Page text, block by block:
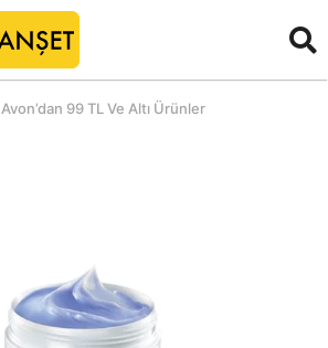
Avon’dan 99 TL Ve Altı Ürünler